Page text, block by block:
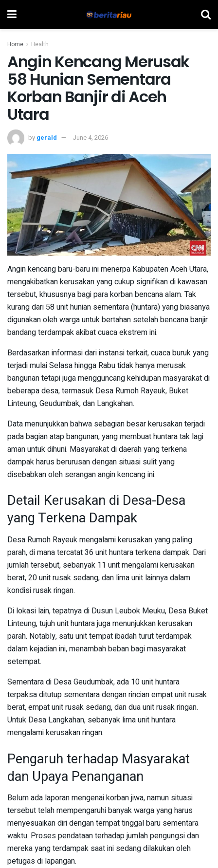
Home Health
Angin Kencang Merusak
58 Hunian Sementara
Korban Banjir di Aceh
Utara
by gerald June 4, 2026
Angin kencang baru-baru ini menerpa Kabupaten Aceh Utara,
mengakibatkan kerusakan yang cukup signifikan di kawasan
tersebut, khususnya bagi para korban bencana alam. Tak
kurang dari 58 unit hunian sementara (huntara) yang biasanya
digunakan oleh warga untuk bertahan setelah bencana banjir
bandang terdampak akibat cuaca ekstrem ini.
Berdasarkan informasi dari instansi terkait, cuaca buruk yang
terjadi mulai Selasa hingga Rabu tidak hanya merusak
bangunan tetapi juga mengguncang kehidupan masyarakat di
beberapa desa, termasuk Desa Rumoh Rayeuk, Buket
Linteung, Geudumbak, dan Langkahan.
Data menunjukkan bahwa sebagian besar kerusakan terjadi
pada bagian atap bangunan, yang membuat huntara tak lagi
aman untuk dihuni. Masyarakat di daerah yang terkena
dampak harus berurusan dengan situasi sulit yang
disebabkan oleh serangan angin kencang ini.
Detail Kerusakan di Desa-Desa
yang Terkena Dampak
Desa Rumoh Rayeuk mengalami kerusakan yang paling
parah, di mana tercatat 36 unit huntara terkena dampak. Dari
jumlah tersebut, sebanyak 11 unit mengalami kerusakan
berat, 20 unit rusak sedang, dan lima unit lainnya dalam
kondisi rusak ringan.
Di lokasi lain, tepatnya di Dusun Leubok Meuku, Desa Buket
Linteung, tujuh unit huntara juga menunjukkan kerusakan
parah. Notably, satu unit tempat ibadah turut terdampak
dalam kejadian ini, menambah beban bagi masyarakat
setempat.
Sementara di Desa Geudumbak, ada 10 unit huntara
terpaksa ditutup sementara dengan rincian empat unit rusak
berat, empat unit rusak sedang, dan dua unit rusak ringan.
Untuk Desa Langkahan, sebanyak lima unit huntara
mengalami kerusakan ringan.
Pengaruh terhadap Masyarakat
dan Upaya Penanganan
Belum ada laporan mengenai korban jiwa, namun situasi
tersebut telah mempengaruhi banyak warga yang harus
menyesuaikan diri dengan tempat tinggal baru sementara
waktu. Proses pendataan terhadap jumlah pengungsi dan
mereka yang terdampak saat ini sedang dilakukan oleh
petugas di lapangan.